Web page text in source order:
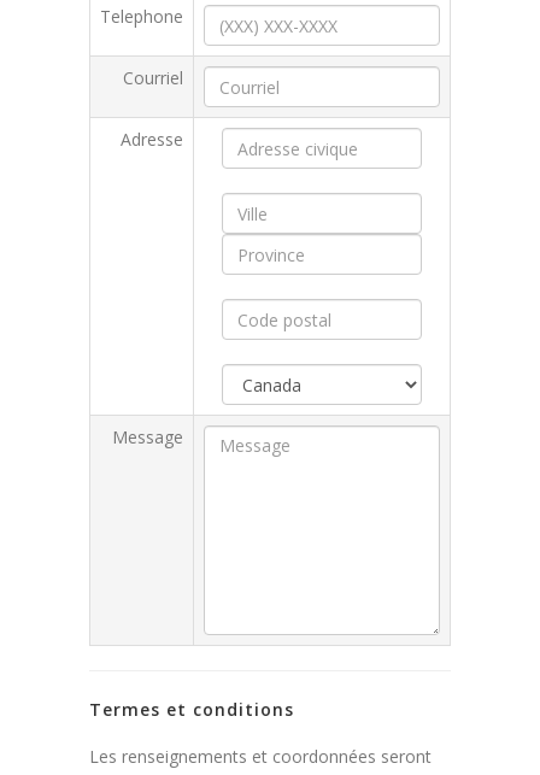
Telephone
Courriel
Adresse
Message
Termes et conditions
Les renseignements et coordonnées seront